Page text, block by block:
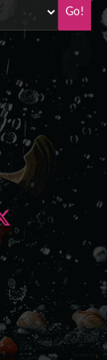
Go!